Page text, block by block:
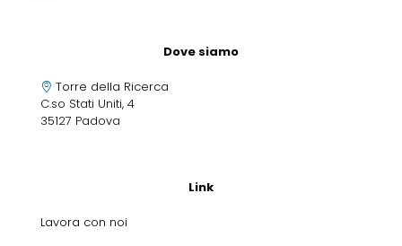
Dove siamo
Torre della Ricerca
C.so Stati Uniti, 4
35127 Padova
Link
Lavora con noi